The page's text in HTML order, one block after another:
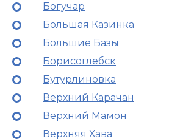
Богучар
Большая Казинка
Большие Базы
Борисоглебск
Бутурлиновка
Верхний Карачан
Верхний Мамон
Верхняя Хава